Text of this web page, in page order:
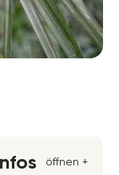
öffnen +